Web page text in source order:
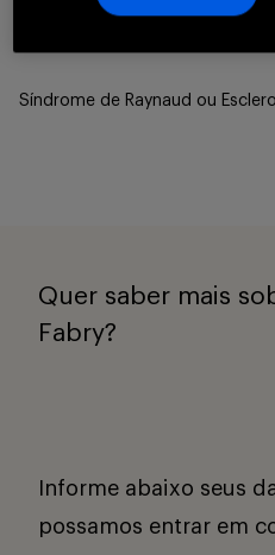
Síndrome de Raynaud ou
Quer saber mais
Fabry?
Informe abaixo seus
possamos entrar em